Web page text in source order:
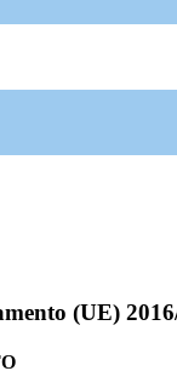
(UE)